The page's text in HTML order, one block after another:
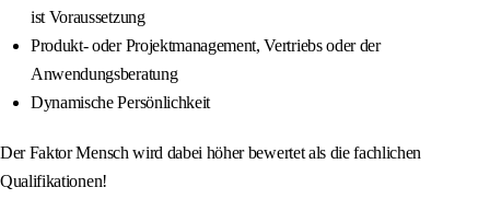
ist Voraussetzung
Produkt- oder Projektmanagement, Vertriebs oder der
Anwendungsberatung
Dynamische Persönlichkeit
Der Faktor Mensch wird dabei höher bewertet als die fachlichen
Qualifikationen!